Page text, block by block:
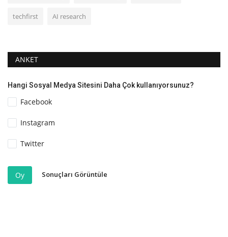
techfirst AI research
ANKET
Hangi Sosyal Medya Sitesini Daha Çok kullanıyorsunuz?
Facebook
Instagram
Twitter
Oy Sonuçları Görüntüle